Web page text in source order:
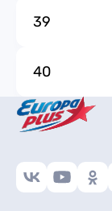
39
40